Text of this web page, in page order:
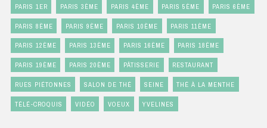
PARIS 1ER PARIS 3ÈME PARIS 4ÈME PARIS 5ÈME PARIS 6ÈME
PARIS 8ÈME PARIS 9ÈME PARIS 10ÈME PARIS 11ÈME
PARIS 12ÈME PARIS 13ÈME PARIS 16ÈME PARIS 18ÈME
PARIS 19ÈME PARIS 20ÈME PÂTISSERIE RESTAURANT
RUES PIÉTONNES SALON DE THÉ SEINE THÉ À LA MENTHE
TÉLÉ-CROQUIS VIDÉO VOEUX YVELINES